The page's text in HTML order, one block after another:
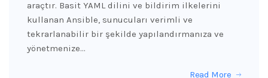
araçtır. Basit YAML dilini ve bildirim ilkelerini
kullanan Ansible, sunucuları verimli ve
tekrarlanabilir bir şekilde yapılandırmanıza ve
yönetmenize…
Read More